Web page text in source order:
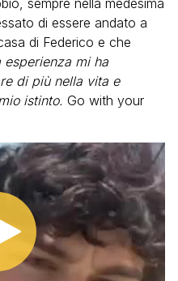
sempre nella medesima
di essere andato a
di Federico e che
esperienza mi ha
di più nella vita e
istinto. Go with your